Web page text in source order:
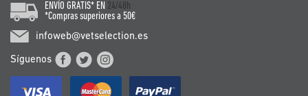
ENVÍO GRATIS* EN 24/48h
*Compras superiores a 50€
infoweb@vetselection.es
Síguenos